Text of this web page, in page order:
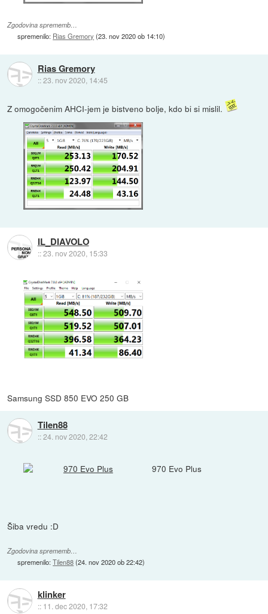
Zgodovina sprememb…
spremenilo: Rias Gremory (23. nov 2020 ob 14:10)
Rias Gremory
::23. nov 2020, 14:45
Z omogočenim AHCI-jem je bistveno bolje, kdo bi si mislil.
IL_DIAVOLO
::23. nov 2020, 15:33
Samsung SSD 850 EVO 250 GB
Tilen88
::24. nov 2020, 22:42
970 Evo Plus
Šiba vredu :D
Zgodovina sprememb…
spremenilo:Tilen88(24. nov 2020 ob 22:42)
klinker
:: 11. dec 2020, 17:32